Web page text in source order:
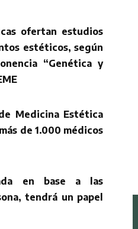
ofertan estudios
estéticos, según
“Genética y
Medicina Estética
de 1.000 médicos
en base a las
tendrá un papel